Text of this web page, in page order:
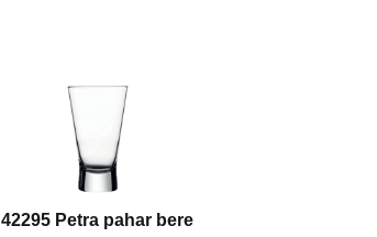
42295 Petra pahar bere